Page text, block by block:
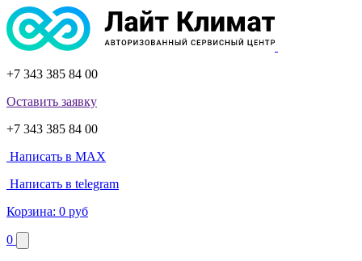
+7 343 385 84 00
Оставить заявку
+7 343 385 84 00
Написать в MAX
Написать в telegram
Корзина: 0 руб
0